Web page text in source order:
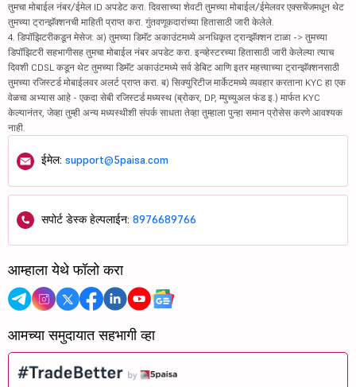
तुमचा मोबाईल नंबर/ईमेल ID अपडेट करा. दिवसाच्या शेवटी तुमच्या मोबाईल/ईमेलवर एक्सचेंजमधून थेट
तुमच्या ट्रान्झॅक्शनची माहिती प्राप्त करा. गुंतवणूकदारांच्या हितासाठी जारी केलेले.
4. डिपॉझिटरीकडून मेसेज: अ) तुमच्या डिमॅट अकाउंटमध्ये अनधिकृत ट्रान्झॅक्शन टाळा -> तुमच्या
डिपॉझिटरी सहभागीसह तुमचा मोबाईल नंबर अपडेट करा. इन्व्हेस्टरच्या हितासाठी जारी केलेल्या त्याच
दिवशी CDSL कडून थेट तुमच्या डिमॅट अकाउंटमध्ये सर्व डेबिट आणि इतर महत्त्वाच्या ट्रान्झॅक्शनसाठी
तुमच्या रजिस्टर्ड मोबाईलवर अलर्ट प्राप्त करा. ब) सिक्युरिटीज मार्केटमध्ये व्यवहार करताना KYC हा एक
वेळचा अभ्यास आहे - एकदा सेबी रजिस्टर्ड मध्यस्थ (ब्रोकर, DP, म्युच्युअल फंड इ.) मार्फत KYC
केल्यानंतर, जेव्हा तुम्ही अन्य मध्यस्थीशी संपर्क साधता तेव्हा तुम्हाला पुन्हा समान प्रोसेस करणे आवश्यक
नाही.
ईमेल: support@5paisa.com
सपोर्ट डेस्क हेल्पलाईन: 8976689766
आम्हाला येथे फॉलो करा
आमच्या समुदायात सहभागी व्हा